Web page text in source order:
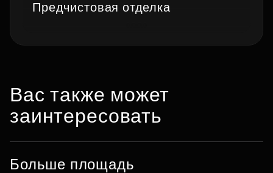
Предчистовая отделка
Вас также может
заинтересовать
Больше площадь